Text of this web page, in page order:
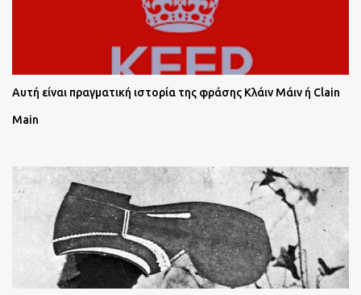
Αυτή είναι πραγματική ιστορία της φράσης Κλάιν Μάιν ή Clain
Main